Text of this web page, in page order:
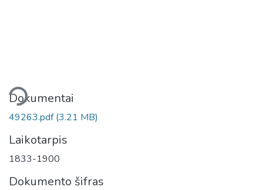
Dokumentai
49263.pdf(3.21 MB)
Laikotarpis
1833-1900
Dokumento šifras